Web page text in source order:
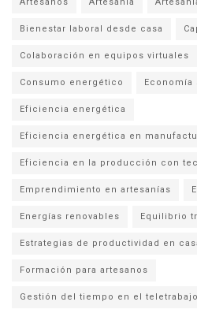
Bienestar laboral desde casa
Colaboración en equipos virtuales
Consumo energético Economía
Eficiencia energética
Eficiencia energética en
Eficiencia en la producción con
Emprendimiento en artesanías
Energías renovables Equilibrio
Estrategias de productividad en
Formación para artesanos
Gestión del tiempo en el teletrabajo